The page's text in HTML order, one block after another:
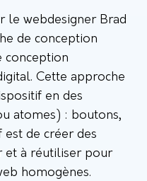
le webdesigner Brad
de conception
conception
Cette approche
en des
atomes) : boutons,
est de créer des
et à réutiliser pour
homogènes.